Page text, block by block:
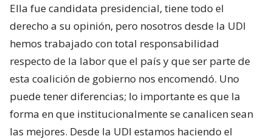
Ella fue candidata presidencial, tiene todo el
derecho a su opinión, pero nosotros desde la UDI
hemos trabajado con total responsabilidad
respecto de la labor que el país y que ser parte de
esta coalición de gobierno nos encomendó. Uno
puede tener diferencias; lo importante es que la
forma en que institucionalmente se canalicen sean
las mejores. Desde la UDI estamos haciendo el